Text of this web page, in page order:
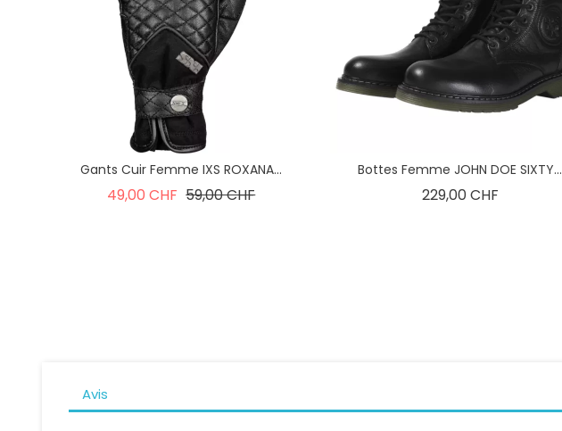
Gants Cuir Femme IXS ROXANA...
49,00 CHF Prix de base
59,00 CHFPrix
Bottes Femme JOHN DOE SIXTY...
229,00 CHFPrix
Avis